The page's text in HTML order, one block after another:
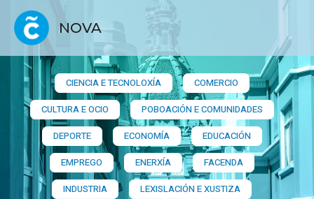
NOVA
CIENCIA E TECNOLOXÍA
COMERCIO
CULTURA E OCIO
POBOACIÓN E COMUNIDADES
DEPORTE
ECONOMÍA
EDUCACIÓN
EMPREGO
ENERXÍA
FACENDA
INDUSTRIA
LEXISLACIÓN E XUSTIZA